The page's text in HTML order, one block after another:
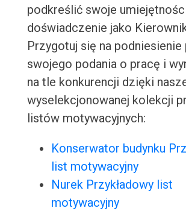
podkreślić swoje
doświadczenie jako
Przygotuj się na
swojego podania o pracę i
na tle konkurencji dzięki
wyselekcjonowanej kolekcji
listów motywacyjnych:
Konserwator budynku
list motywacyjny
Nurek Przykładowy list
motywacyjny